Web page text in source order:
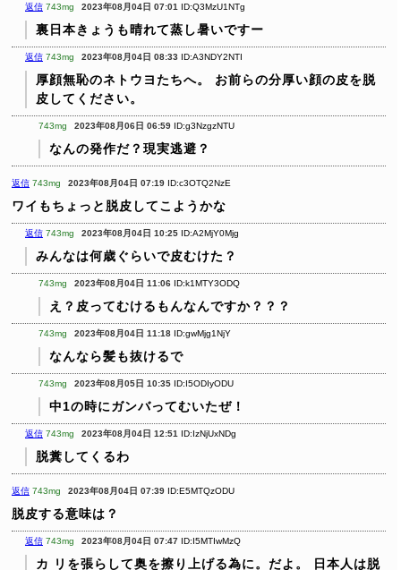
返信 743mg 2023年08月04日 07:01 ID:Q3MzU1NTg
裏日本きょうも晴れて蒸し暑いですー
返信 743mg 2023年08月04日 08:33 ID:A3NDY2NTI
厚顔無恥のネトウヨたちへ。
お前らの分厚い顔の皮を脱
皮してください。
743mg 2023年08月06日 06:59 ID:g3NzgzNTU
なんの発作だ？現実逃避？
返信 743mg 2023年08月04日 07:19 ID:c3OTQ2NzE
ワイもちょっと脱皮してこようかな
返信 743mg 2023年08月04日 10:25 ID:A2MjY0Mjg
みんなは何歳ぐらいで皮むけた？
743mg 2023年08月04日 11:06 ID:k1MTY3ODQ
え？皮ってむけるもんなんですか？？？
743mg 2023年08月04日 11:18 ID:gwMjg1NjY
なんなら髪も抜けるで
743mg 2023年08月05日 10:35 ID:I5ODIyODU
中1の時にガンバってむいたぜ！
返信 743mg 2023年08月04日 12:51 ID:IzNjUxNDg
脱糞してくるわ
返信 743mg 2023年08月04日 07:39 ID:E5MTQzODU
脱皮する意味は？
返信 743mg 2023年08月04日 07:47 ID:I5MTIwMzQ
カ リを張らして奥を擦り上げる為に。だよ。 日本人は脱